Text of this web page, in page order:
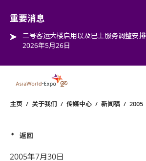
重要消息
二号客运大楼启用以及巴士服务调整安排
2026年5月26日
主页 / 关于我们 / 传媒中心 / 新闻稿 / 2005
返回
2005年7月30日